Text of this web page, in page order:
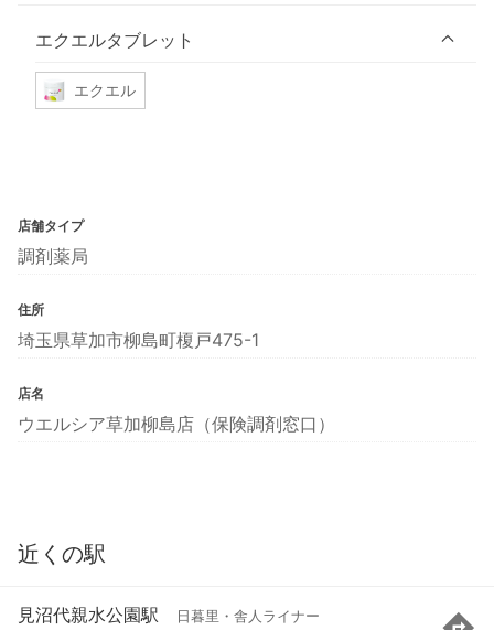
エクエルタブレット
エクエル
店舗タイプ
調剤薬局
住所
埼玉県草加市柳島町榎戸475-1
店名
ウエルシア草加柳島店（保険調剤窓口）
近くの駅
見沼代親水公園駅 日暮里・舎人ライナー